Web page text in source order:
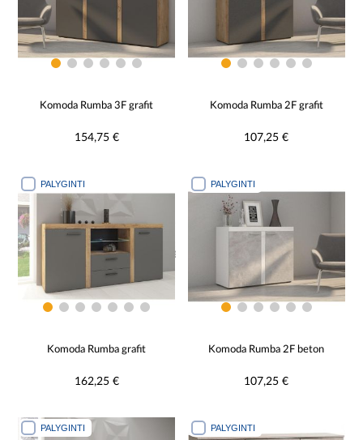
Komoda Rumba 3F grafit
154,75 €
Komoda Rumba 2F grafit
107,25 €
PALYGINTI
Komoda Rumba grafit
162,25 €
PALYGINTI
Komoda Rumba 2F beton
107,25 €
PALYGINTI PALYGINTI